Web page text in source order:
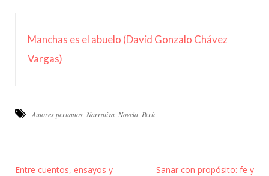
Manchas es el abuelo (David Gonzalo Chávez
Vargas)
Autores peruanos Narrativa Novela Perú
Entre cuentos, ensayos y
Sanar con propósito: fe y